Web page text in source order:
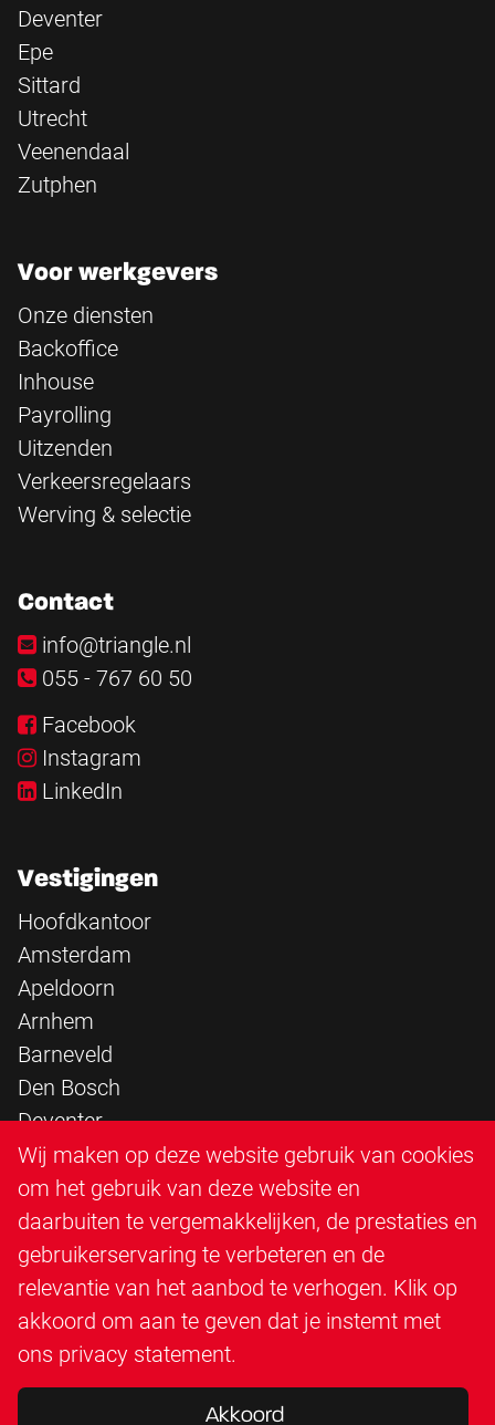
Deventer
Epe
Sittard
Utrecht
Veenendaal
Zutphen
Voor werkgevers
Onze diensten
Backoffice
Inhouse
Payrolling
Uitzenden
Verkeersregelaars
Werving & selectie
Contact
info@triangle.nl
055 - 767 60 50
Facebook
Instagram
LinkedIn
Vestigingen
Hoofdkantoor
Amsterdam
Apeldoorn
Arnhem
Barneveld
Den Bosch
Deventer
Epe
Sittard
Triangle Infra
Triangle Steigerbouw
Utrecht
Veenendaal
Zutphen
Wij maken op deze website gebruik van cookies
om het gebruik van deze website en
daarbuiten te vergemakkelijken, de prestaties en
gebruikerservaring te verbeteren en de
relevantie van het aanbod te verhogen. Klik op
akkoord om aan te geven dat je instemt met
ons privacy statement.
Akkoord